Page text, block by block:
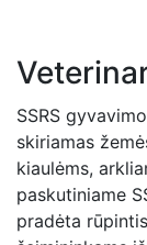
SSRS
skiriamas
kiaulėms,
paskutiniame
pradėta